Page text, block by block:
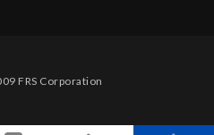
FRS Corporation